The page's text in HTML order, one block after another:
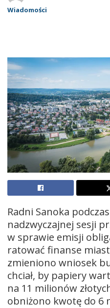
Wiadomości
Radni Sanoka
nadzwyczajnej sesji
w sprawie emisji
ratować finanse
zmieniono wniosek
chciał, by papiery
na 11 milionów
obniżono kwotę do 6